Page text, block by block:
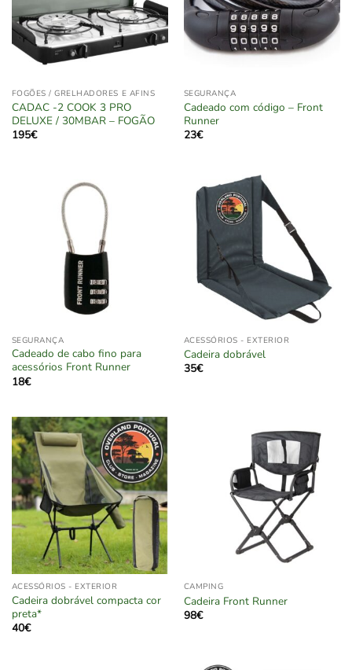
FOGÕES / GRELHADORES E AFINS
CADAC -2 COOK 3 PRO
DELUXE / 30MBAR – FOGÃO
195€
SEGURANÇA
Cadeado com código – Front
Runner
23€
SEGURANÇA
Cadeado de cabo fino para
acessórios Front Runner
18€
ACESSÓRIOS - EXTERIOR
Cadeira dobrável
35€
ACESSÓRIOS - EXTERIOR
Cadeira dobrável compacta cor
preta*
40€
CAMPING
Cadeira Front Runner
98€